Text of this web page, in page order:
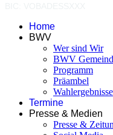
Home
BWV
Wer sind Wir
BWV
Programm
Präambel
Wahlergebnisse
Termine
Presse & Medien
Presse &